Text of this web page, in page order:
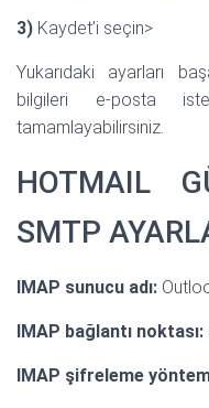
3) Kaydet’i seçin>
Yukarıdaki ayarları
bilgileri e-posta
tamamlayabilirsiniz.
HOTMAIL
SMTP
IMAP sunucu adı:
IMAP bağlantı noktası:
IMAP şifreleme